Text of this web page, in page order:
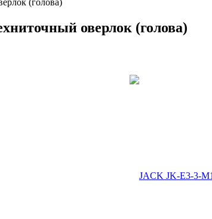
(голова)
оверлок (голова)